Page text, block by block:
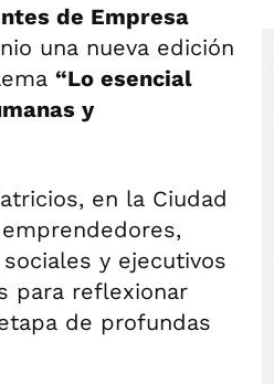
de Empresa
una nueva edición
“Lo esencial
y
en la Ciudad
y ejecutivos
para reflexionar
de profundas